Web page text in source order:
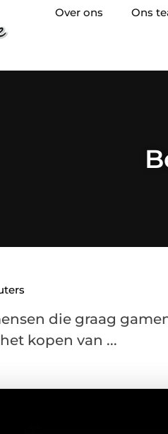
Over ons Ons
die graag
kopen van ...